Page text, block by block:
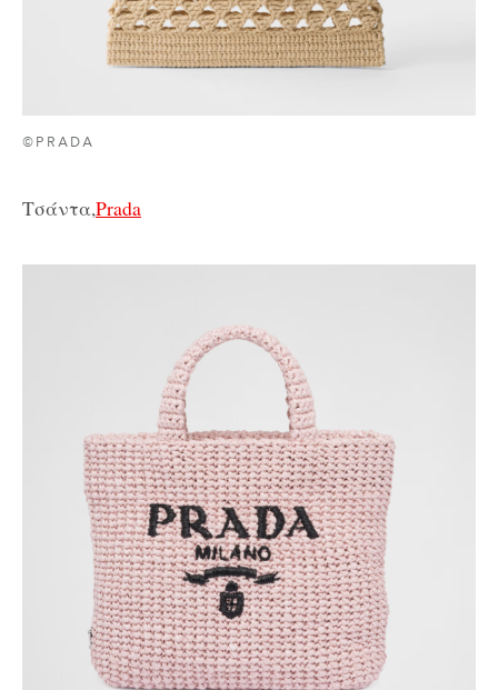
©PRADA
Τσάντα,Prada